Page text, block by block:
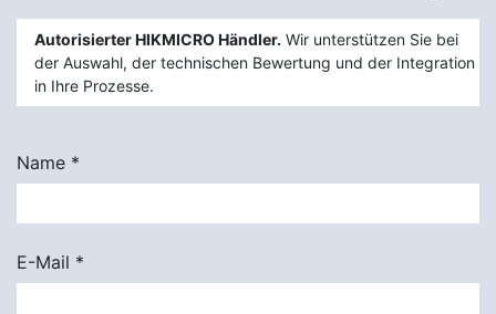
Autorisierter HIKMICRO Händler. Wir unterstützen Sie bei
der Auswahl, der technischen Bewertung und der Integration
in Ihre Prozesse.
Name *
E-Mail *